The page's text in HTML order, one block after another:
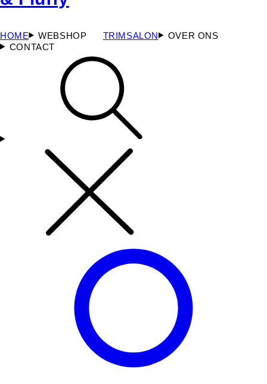
HOME WEBSHOP TRIMSALON
OVER ONS
CONTACT